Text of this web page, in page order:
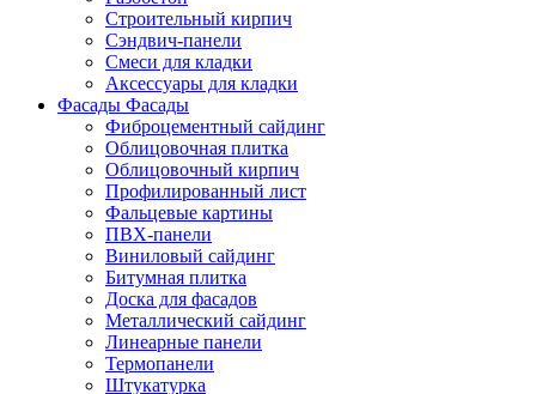
Строительный кирпич
Сэндвич-панели
Смеси для кладки
Аксессуары для кладки
Фасады Фасады
Фиброцементный сайдинг
Облицовочная плитка
Облицовочный кирпич
Профилированный лист
Фальцевые картины
ПВХ-панели
Виниловый сайдинг
Битумная плитка
Доска для фасадов
Металлический сайдинг
Линеарные панели
Термопанели
Штукатурка